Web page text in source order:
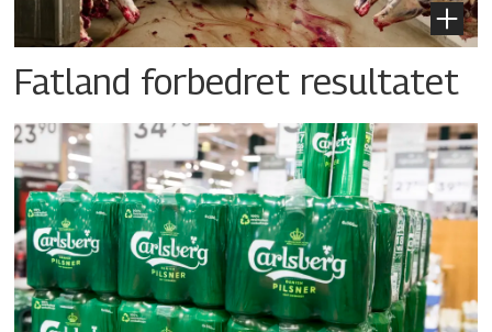
Fatland forbedret resultatet